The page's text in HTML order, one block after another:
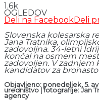
1.6k
OGLEDOV
Deli na FacebookDeli
Slovenska kolesarska
Jana Tratnika,
zadovoljna. 34-letni
končal na osmem
zadovoljen. V zadnjem
kandidatov za
Objavljeno: ponedeljek, 5.
uredništvo | fotografije: Jan
agency